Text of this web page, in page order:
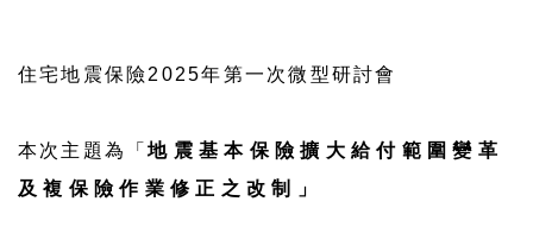
住宅地震保險2025年第一次微型研討會
本次主題為「地震基本 保險擴大給付範圍變革
及複保險作業修正之改制」